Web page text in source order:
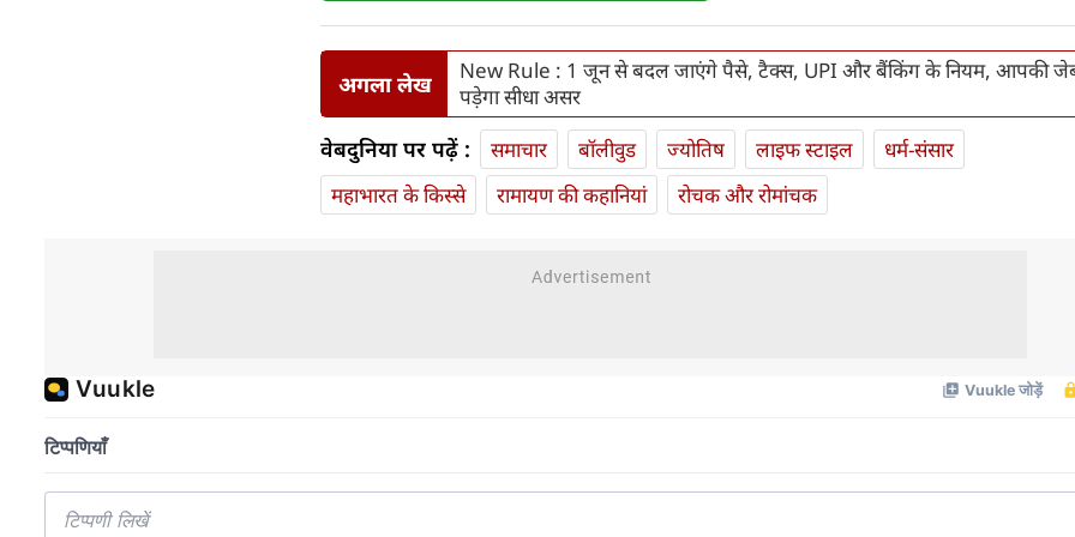
अगला लेख
New Rule : 1 जून से बदल जाएंगे पैसे, टैक्स, UPI और बैंकिंग के नियम, आपकी
पड़ेगा सीधा असर
वेबदुनिया पर पढ़ें : समाचार बॉलीवुड ज्योतिष लाइफ स्‍टाइल
धर्म-संसार
महाभारत के किस्से
रामायण की कहानियां रोचक और रोमांचक